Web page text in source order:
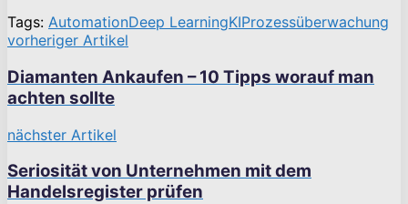
Tags: AutomationDeep LearningKIProzessüberwachung
vorheriger Artikel
Diamanten Ankaufen – 10 Tipps worauf man
achten sollte
nächster Artikel
Seriosität von Unternehmen mit dem
Handelsregister prüfen